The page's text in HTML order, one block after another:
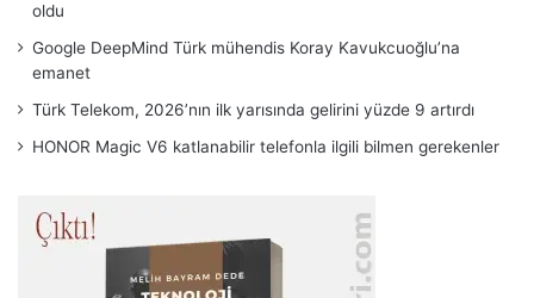
oldu
Google DeepMind Türk mühendis Koray Kavukcuoğlu’na
emanet
Türk Telekom, 2026’nın ilk yarısında gelirini yüzde 9 artırdı
HONOR Magic V6 katlanabilir telefonla ilgili bilmen gerekenler